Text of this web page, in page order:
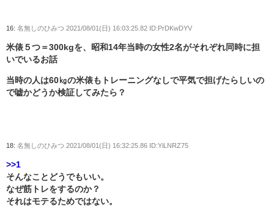
16: 名無しのひみつ 2021/08/01(日) 16:03:25.82 ID:PrDKwDYV
米俵５つ＝300kgを、昭和14年当時の女性2名がそれぞれ同時に担
いでいるお話
当時の人は60㎏の米俵もトレーニングなしで平気で担げたらしいの
で嘘かどうか検証してみたら？
18: 名無しのひみつ 2021/08/01(日) 16:32:25.86 ID:YiLNRZ75
>>1
そんなことどうでもいい。
なぜ筋トレをするのか？
それはモテるためではない。